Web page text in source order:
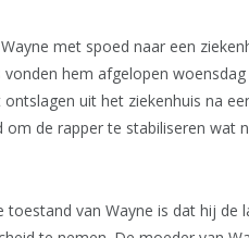
met spoed naar een
hem afgelopen
uit het ziekenhuis na
om de rapper te stabiliseren wat
van Wayne is dat hij de